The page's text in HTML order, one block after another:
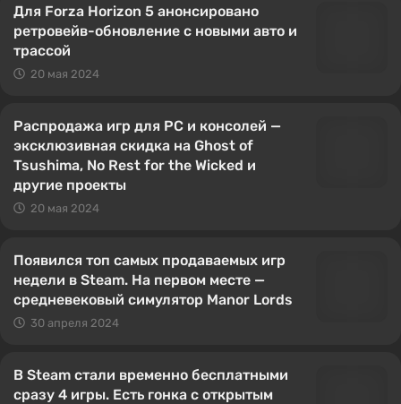
Для Forza Horizon 5 анонсировано
ретровейв-обновление с новыми авто и
трассой
20 мая 2024
Распродажа игр для PC и консолей —
эксклюзивная скидка на Ghost of
Tsushima, No Rest for the Wicked и
другие проекты
20 мая 2024
Появился топ самых продаваемых игр
недели в Steam. На первом месте —
средневековый симулятор Manor Lords
30 апреля 2024
В Steam стали временно бесплатными
сразу 4 игры. Есть гонка с открытым